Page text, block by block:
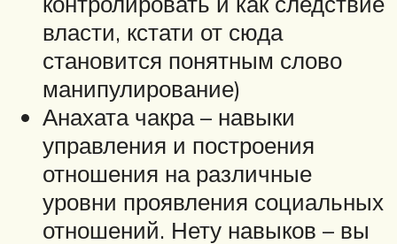
власти, кстати от сюда
становится понятным слово
манипулирование)
Анахата чакра – навыки
управления и построения
отношения на различные
уровни проявления социальных
отношений. Нету навыков – вы